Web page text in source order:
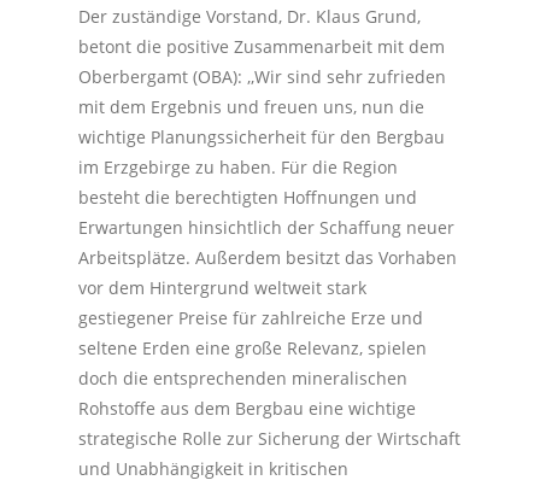
Der zuständige Vorstand, Dr. Klaus Grund,
betont die positive Zusammenarbeit mit dem
Oberbergamt (OBA): ,,Wir sind sehr zufrieden
mit dem Ergebnis und freuen uns, nun die
wichtige Planungssicherheit für den Bergbau
im Erzgebirge zu haben. Für die Region
besteht die berechtigten Hoffnungen und
Erwartungen hinsichtlich der Schaffung neuer
Arbeitsplätze. Außerdem besitzt das Vorhaben
vor dem Hintergrund weltweit stark
gestiegener Preise für zahlreiche Erze und
seltene Erden eine große Relevanz, spielen
doch die entsprechenden mineralischen
Rohstoffe aus dem Bergbau eine wichtige
strategische Rolle zur Sicherung der Wirtschaft
und Unabhängigkeit in kritischen